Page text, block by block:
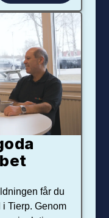
får du
Tierp. Genom